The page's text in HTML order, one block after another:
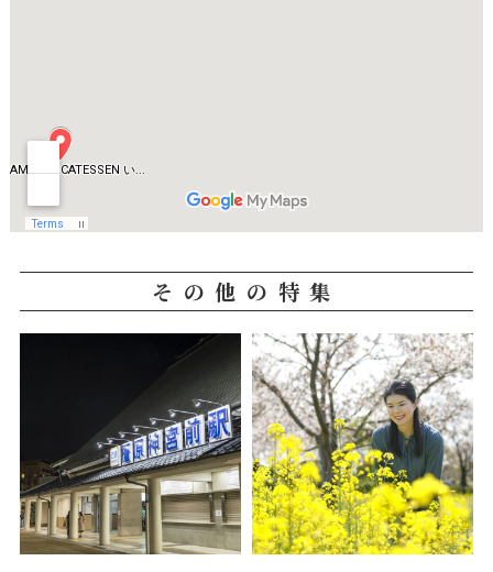
その他の特集